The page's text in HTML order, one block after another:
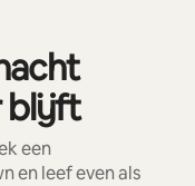
blijft
een
en leef even als